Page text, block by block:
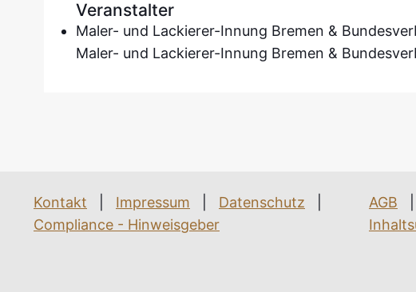
Veranstalter
Maler- und Lackierer-Innung Bremen &
Maler- und Lackierer-Innung Bremen &
Kontakt Impressum Datenschutz
Compliance - Hinweisgeber
AGB